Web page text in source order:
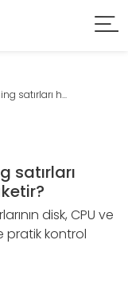
satırları h...
satırları
disk, CPU ve
pratik kontrol